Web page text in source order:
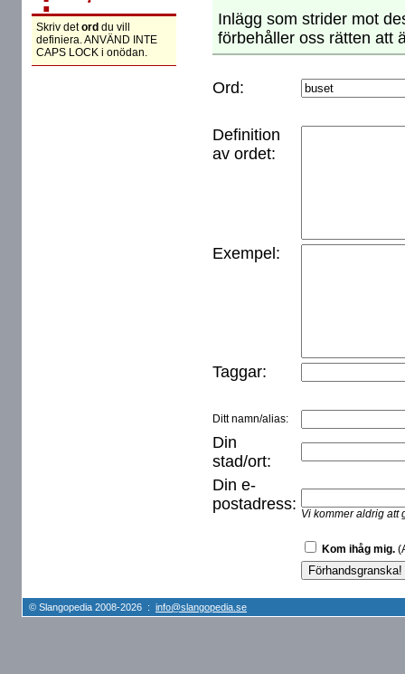
Skriv detord du vill
definiera. ANVÄND INTE
CAPS LOCK i onödan.
Inlägg som strider mot
förbehåller oss rätten att
Ord:
Definition
av ordet:
Exempel:
Taggar:
Ditt namn/alias:
Din
stad/ort:
Din e-
postadress:
Vi kommer aldrig att
Kom ihåg mig.
© Slangopedia 2008-2026 : info@slangopedia.se